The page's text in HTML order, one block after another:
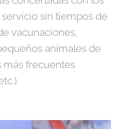
sin tiempos de
vacunaciones,
animales de
más frecuentes